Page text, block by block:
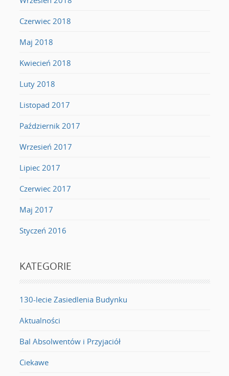
Czerwiec 2018
Maj 2018
Kwiecień 2018
Luty 2018
Listopad 2017
Październik 2017
Wrzesień 2017
Lipiec 2017
Czerwiec 2017
Maj 2017
Styczeń 2016
KATEGORIE
130-lecie Zasiedlenia Budynku
Aktualności
Bal Absolwentów i Przyjaciół
Ciekawe